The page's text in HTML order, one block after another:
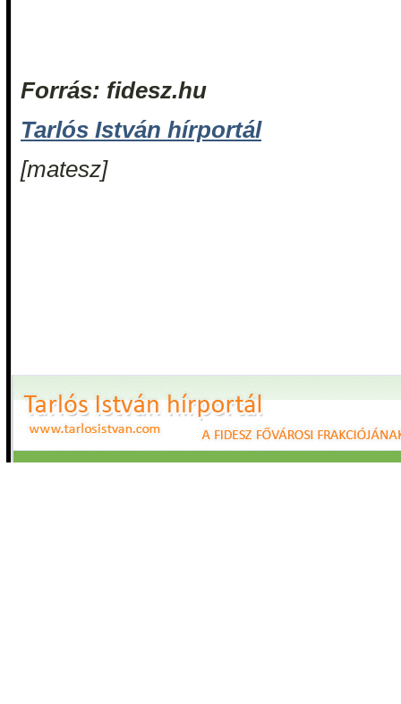
Forrás: fidesz.hu
Tarlós István hírportál
[matesz]